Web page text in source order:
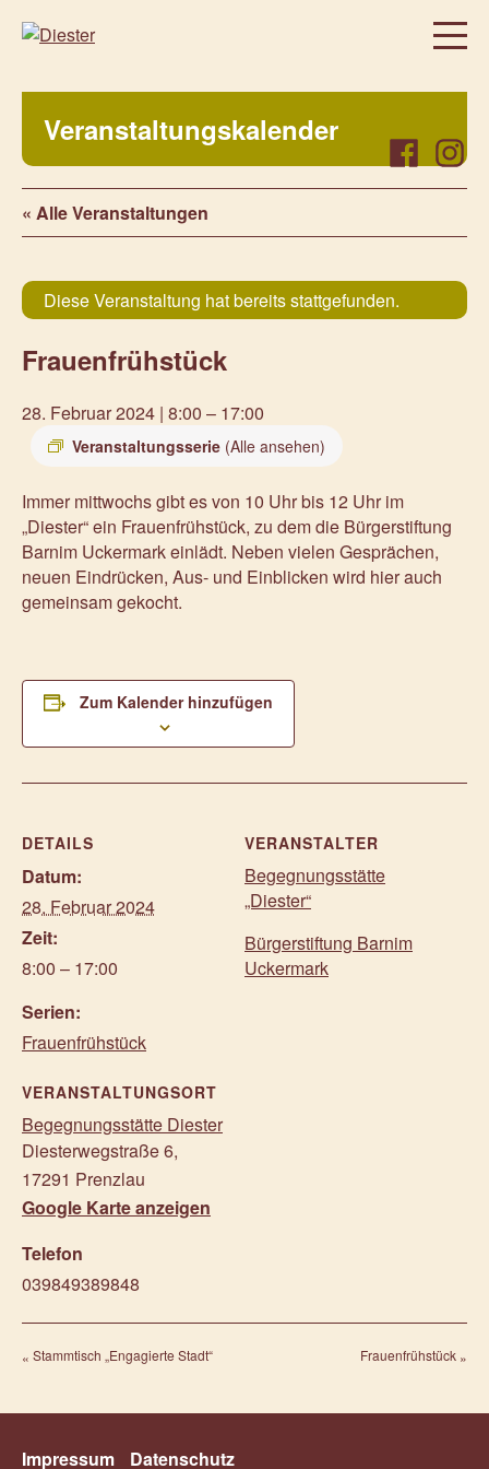
Über uns
Regelmäßige Angebote
Was bei uns sonst noch so los ist…
Veranstaltungen
Prenzlauer Frauenwochen 2025
Unsere Partner
Aktuelles
Facebook
Veranstaltungskalender
« Alle Veranstaltungen
Diese Veranstaltung hat bereits stattgefunden.
Frauenfrühstück
28. Februar 2024 | 8:00 – 17:00
Veranstaltungsserie (Alle ansehen)
Immer mittwochs gibt es von 10 Uhr bis 12 Uhr im
„Diester“ ein Frauenfrühstück, zu dem die Bürgerstiftung
Barnim Uckermark einlädt. Neben vielen Gesprächen,
neuen Eindrücken, Aus- und Einblicken wird hier auch
gemeinsam gekocht.
Zum Kalender hinzufügen
DETAILS
Datum:
28. Februar 2024
Zeit:
8:00 – 17:00
Serien:
Frauenfrühstück
VERANSTALTUNGSORT
Begegnungsstätte Diester
Diesterwegstraße 6,
17291 Prenzlau
Google Karte anzeigen
Telefon
039849389848
VERANSTALTER
Begegnungsstätte
„Diester“
Bürgerstiftung Barnim
Uckermark
Stammtisch „Engagierte Stadt“ Frauenfrühstück
Impressum Datenschutz